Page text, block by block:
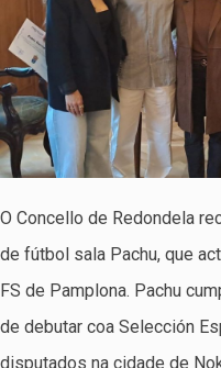
O Concello de Redondela
de fútbol sala Pachu, que
FS de Pamplona. Pachu
de debutar coa Selección
disputados na cidade de